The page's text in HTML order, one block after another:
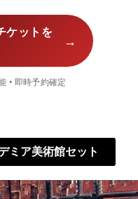
ケットを
→
• 即時予約確定
ミア美術館セット